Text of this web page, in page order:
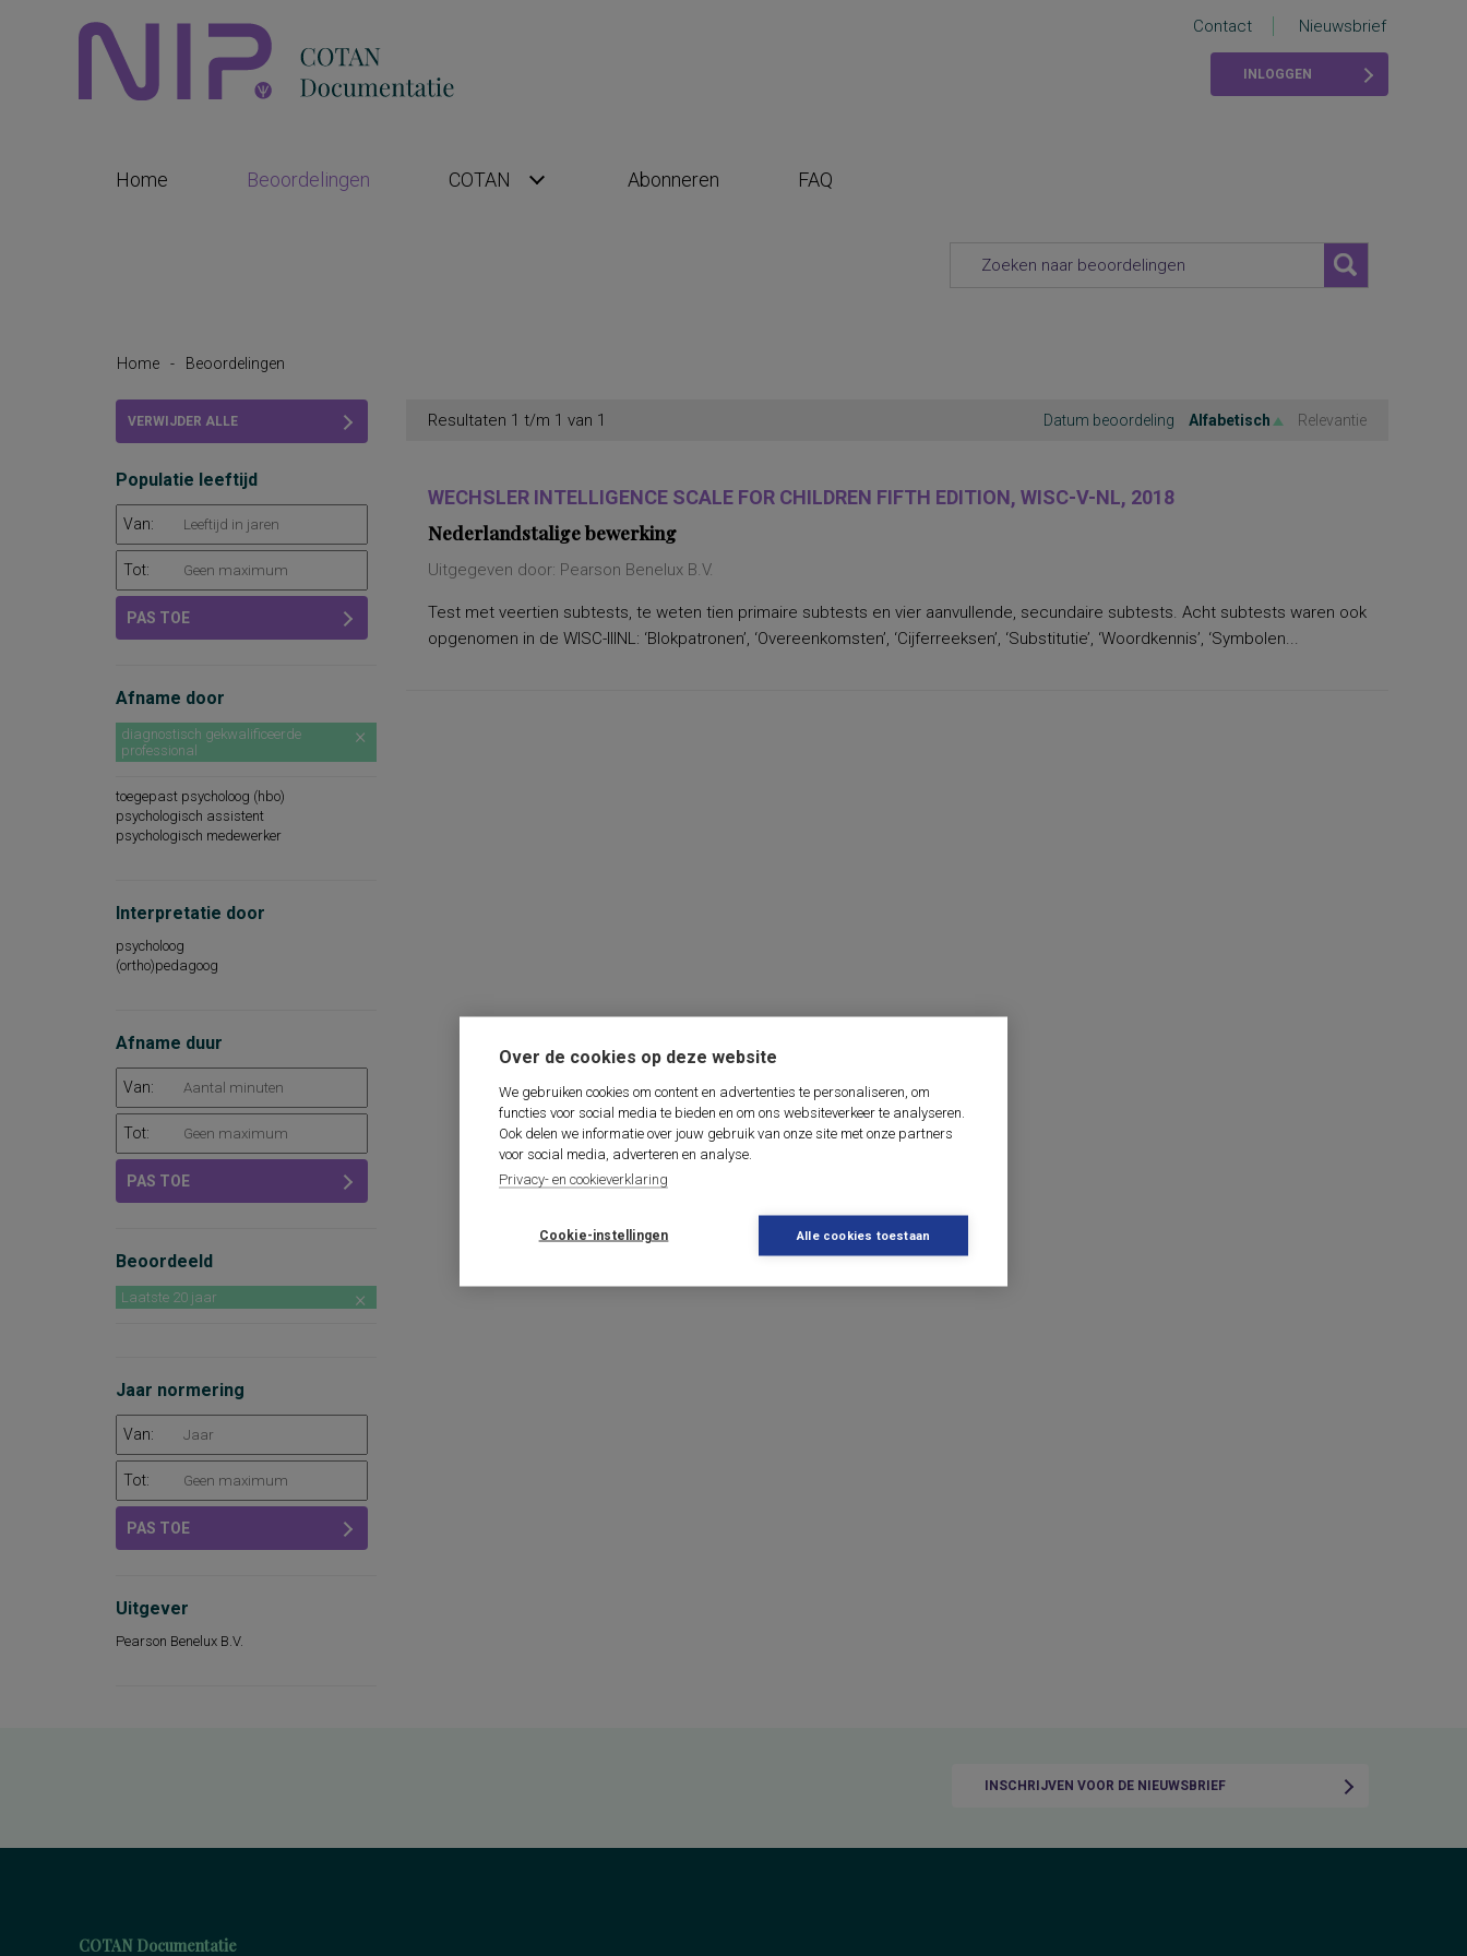
Over de cookies op deze website
We gebruiken cookies om content en advertenties te personaliseren, om
functies voor social media te bieden en om ons websiteverkeer te analyseren.
Ook delen we informatie over jouw gebruik van onze site met onze partners
voor social media, adverteren en analyse.
Privacy- en cookieverklaring
Cookie-instellingen Alle cookies toestaan
Contact Nieuwsbrief
INLOGGEN
Home Beoordelingen COTAN Abonneren FAQ
Home - Beoordelingen
VERWIJDER ALLE
Populatie leeftijd
Van:
Tot:
PAS TOE
Afname door
diagnostisch gekwalificeerde
professional
toegepast psycholoog (hbo)
psychologisch assistent
psychologisch medewerker
Interpretatie door
psycholoog
(ortho)pedagoog
Afname duur
Van:
Tot:
PAS TOE
Beoordeeld
Laatste 20 jaar
Jaar normering
Van:
Tot:
PAS TOE
Uitgever
Pearson Benelux B.V.
Resultaten 1 t/m 1 van 1 Datum beoordeling Alfabetisch Relevantie
WECHSLER INTELLIGENCE SCALE FOR CHILDREN FIFTH EDITION, WISC-V-NL, 2018
Nederlandstalige bewerking
Uitgegeven door: Pearson Benelux B.V.
Test met veertien subtests, te weten tien primaire subtests en vier aanvullende, secundaire subtests. Acht subtests waren ook
opgenomen in de WISC-IIINL: ‘Blokpatronen’, ‘Overeenkomsten’, ‘Cijferreeksen’, ‘Substitutie’, ‘Woordkennis’, ‘Symbolen...
INSCHRIJVEN VOOR DE NIEUWSBRIEF
COTAN Documentatie